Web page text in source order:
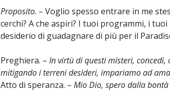
Proposito. – Voglio spesso entrare in me
cerchi? A che aspiri? I tuoi programmi, i
desiderio di guadagnare di più per il
Preghiera. – In virtù di questi misteri, concedi,
mitigando i terreni desideri, impariamo ad
Atto di speranza. – Mio Dio, spero dalla